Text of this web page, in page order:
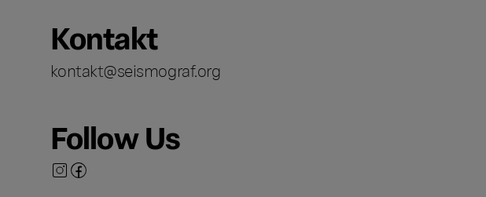
Kontakt
kontakt@seismograf.org
Follow Us